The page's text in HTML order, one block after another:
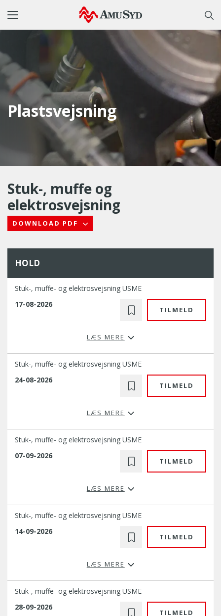
Toggle
Plastsvejsning
Stuk-, muffe og
elektrosvejsning
DOWNLOAD PDF
HOLD
17-08-2026
Stuk-, muffe- og elektrosvejsning USME
LÆS MERE
TILMELD
24-08-2026
Stuk-, muffe- og elektrosvejsning USME
LÆS MERE
TILMELD
07-09-2026
Stuk-, muffe- og elektrosvejsning USME
LÆS MERE
TILMELD
14-09-2026
Stuk-, muffe- og elektrosvejsning USME
LÆS MERE
TILMELD
28-09-2026
Stuk-, muffe- og elektrosvejsning USME
TILMELD